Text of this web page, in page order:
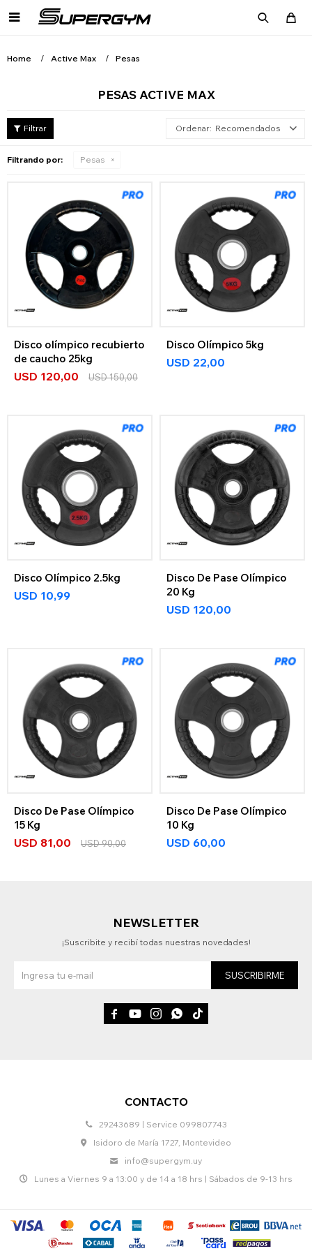

Home Active Max Pesas
PESAS ACTIVE MAX
Recomendados
Filtrando por: Pesas
Disco olímpico recubierto
de caucho 25kg
USD 120,00 USD150,00
Disco Olímpico 5kg
USD 22,00
Disco Olímpico 2.5kg
USD 10,99
Disco De Pase Olímpico
20 Kg
USD 120,00
Disco De Pase Olímpico
15 Kg
USD 81,00 USD90,00
Disco De Pase Olímpico
10 Kg
USD 60,00
CONTACTO
29243689 | Service 099807743
Isidoro de María 1727, Montevideo
info@supergym.uy
Lunes a Viernes 9 a 13:00 y de 14 a 18 hrs | Sábados de 9-13 hrs
NEWSLETTER
¡Suscribite y recibí todas nuestras novedades!
SUSCRIBIRME
    